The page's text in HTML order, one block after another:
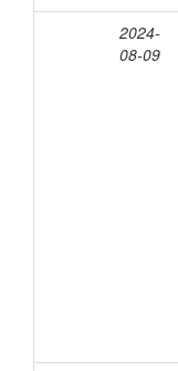
2024-
08-09